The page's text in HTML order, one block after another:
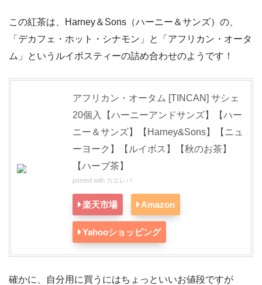
この紅茶は、Harney＆Sons（ハーニー＆サンズ）の、
「デカフェ・ホット・シナモン」と「アフリカン・オータ
ム」というルイボスティーの詰め合わせのようです！
アフリカン・オータム [TINCAN] サシェ
20個入【ハーニーアンドサンズ】【ハー
ニー＆サンズ】【Harney&Sons】【ニュ
ーヨーク】【ルイボス】【秋のお茶】
【ハーブ茶】
posted with カエレバ
楽天市場 Amazon
Yahooショッピング
確かに、自分用に買うにはちょっといいお値段ですが